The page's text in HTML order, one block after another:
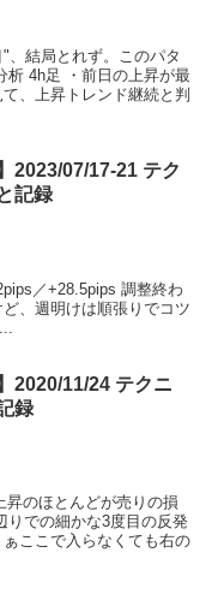
、結局とれず。このパタ
析 4h足 ・前日の上昇が最
、上昇トレンド継続と判
2023/07/17-21 テク
記録
／+28.5pips 調整終わ
、週明けは順張りでコツ
2020/11/24 テクニ
録
のほとんどが売りの損
りでの細かな3度目の反発
ここで入らなくても右の